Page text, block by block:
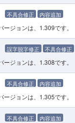
不具合修正 内容追加
ジョンは、1.309です。
誤字脱字修正 不具合修正
ジョンは、1.308です。
不具合修正 内容追加
ジョンは、1.305です。
不具合修正 内容追加